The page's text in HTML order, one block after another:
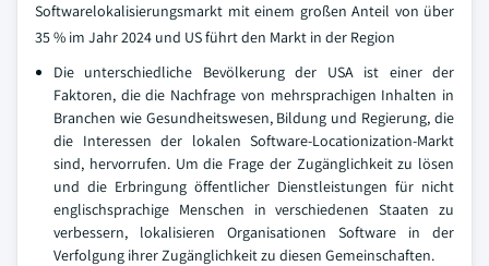
Softwarelokalisierungsmarkt mit einem großen Anteil von über
35 % im Jahr 2024 und US führt den Markt in der Region
Die unterschiedliche Bevölkerung der USA ist einer der
Faktoren, die die Nachfrage von mehrsprachigen Inhalten in
Branchen wie Gesundheitswesen, Bildung und Regierung, die
die Interessen der lokalen Software-Locationization-Markt
sind, hervorrufen. Um die Frage der Zugänglichkeit zu lösen
und die Erbringung öffentlicher Dienstleistungen für nicht
englischsprachige Menschen in verschiedenen Staaten zu
verbessern, lokalisieren Organisationen Software in der
Verfolgung ihrer Zugänglichkeit zu diesen Gemeinschaften.